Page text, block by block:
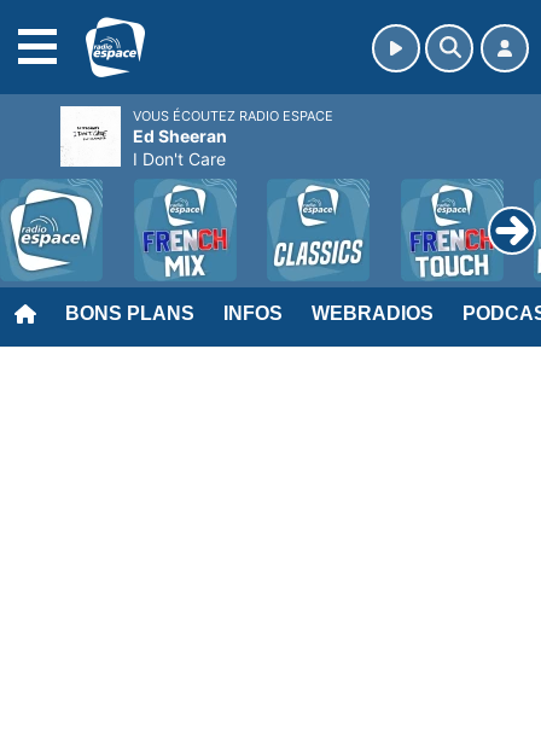
BONS PLANS INFOS WEBRADIOS
VOUS ÉCOUTEZ RADIO ESPACE
Ed Sheeran
I Don't Care